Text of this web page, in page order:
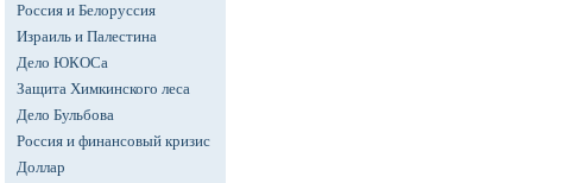
Россия и Белоруссия
Израиль и Палестина
Дело ЮКОСа
Защита Химкинского леса
Дело Бульбова
Россия и финансовый кризис
Доллар